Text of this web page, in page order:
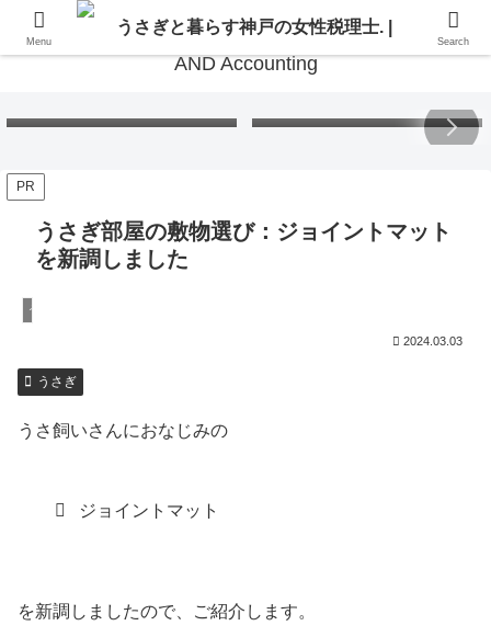
PR
うさぎ部屋の敷物選び：ジョイントマット
を新調しました
うさぎ
2024.03.03
うさぎ
うさ飼いさんにおなじみの
ジョイントマット
を新調しましたので、ご紹介します。
Menu Search